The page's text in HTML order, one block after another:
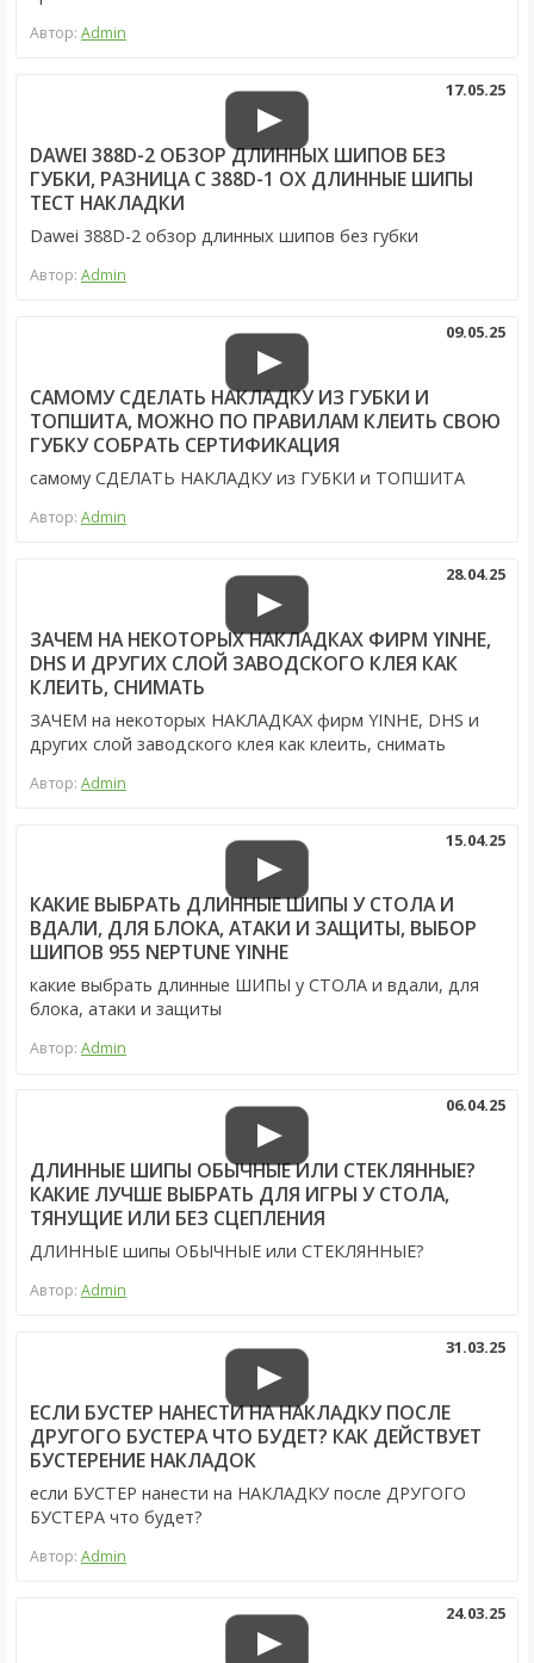
Автор: Admin
DAWEI 388D-2 ОБЗОР ДЛИННЫХ ШИПОВ БЕЗ
ГУБКИ, РАЗНИЦА С 388D-1 ОХ ДЛИННЫЕ ШИПЫ
ТЕСТ НАКЛАДКИ
17.05.25
Dawei 388D-2 обзор длинных шипов без губки
Автор: Admin
САМОМУ СДЕЛАТЬ НАКЛАДКУ ИЗ ГУБКИ И
ТОПШИТА, МОЖНО ПО ПРАВИЛАМ КЛЕИТЬ СВОЮ
ГУБКУ СОБРАТЬ СЕРТИФИКАЦИЯ
09.05.25
самому СДЕЛАТЬ НАКЛАДКУ из ГУБКИ и ТОПШИТА
Автор: Admin
ЗАЧЕМ НА НЕКОТОРЫХ НАКЛАДКАХ ФИРМ YINHE,
DHS И ДРУГИХ СЛОЙ ЗАВОДСКОГО КЛЕЯ КАК
КЛЕИТЬ, СНИМАТЬ
28.04.25
ЗАЧЕМ на некоторых НАКЛАДКАХ фирм YINHE, DHS и
других слой заводского клея как клеить, снимать
Автор: Admin
КАКИЕ ВЫБРАТЬ ДЛИННЫЕ ШИПЫ У СТОЛА И
ВДАЛИ, ДЛЯ БЛОКА, АТАКИ И ЗАЩИТЫ, ВЫБОР
ШИПОВ 955 NEPTUNE YINHE
15.04.25
какие выбрать длинные ШИПЫ у СТОЛА и вдали, для
блока, атаки и защиты
Автор: Admin
ДЛИННЫЕ ШИПЫ ОБЫЧНЫЕ ИЛИ СТЕКЛЯННЫЕ?
КАКИЕ ЛУЧШЕ ВЫБРАТЬ ДЛЯ ИГРЫ У СТОЛА,
ТЯНУЩИЕ ИЛИ БЕЗ СЦЕПЛЕНИЯ
06.04.25
ДЛИННЫЕ шипы ОБЫЧНЫЕ или СТЕКЛЯННЫЕ?
Автор: Admin
ЕСЛИ БУСТЕР НАНЕСТИ НА НАКЛАДКУ ПОСЛЕ
ДРУГОГО БУСТЕРА ЧТО БУДЕТ? КАК ДЕЙСТВУЕТ
БУСТЕРЕНИЕ НАКЛАДОК
31.03.25
если БУСТЕР нанести на НАКЛАДКУ после ДРУГОГО
БУСТЕРА что будет?
Автор: Admin
24.03.25